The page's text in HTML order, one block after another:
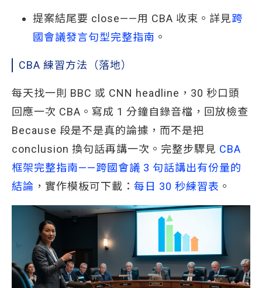
提案結尾要 close——用 CBA 收束。詳見跨
國會議發言句型完整指南 。
CBA 練習方法（落地）
每天找一則 BBC 或 CNN headline，30 秒口頭
回應一次 CBA。寫成 1 分鐘自錄音檔，回放檢查
Because 段是不是真的論據，而不是把
conclusion 換句話再講一次。完整步驟見 CBA
框架完整指南——跨國會議 3 句話講出有份量的
結論 ，實作模板可下載： 每日 30 秒練習表 。